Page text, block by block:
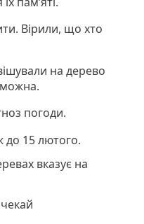
Вірили, що хто
на дерево
можна.
погоди.
до 15 лютого.
вказує на